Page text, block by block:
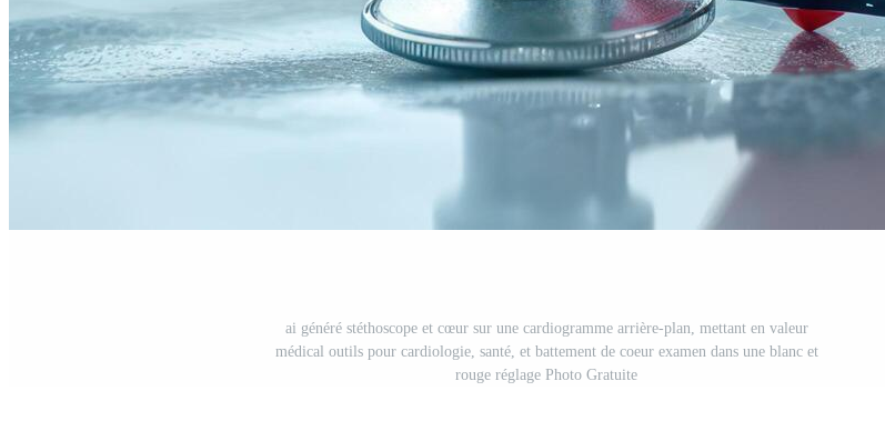
ai généré stéthoscope et cœur sur une cardiogramme arrière-plan, mettant en valeur
médical outils pour cardiologie, santé, et battement de coeur examen dans une blanc et
rouge réglage Photo Gratuite